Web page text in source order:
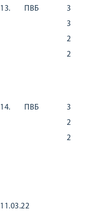
13. ПВБ
3
3
2
2
14. ПВБ
3
2
2
11.03.22